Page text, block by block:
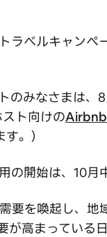
ベルキャンペ
みなさまは、
ト向けのAirbnb
。）
開始は、10月
を喚起し、地
高まっている